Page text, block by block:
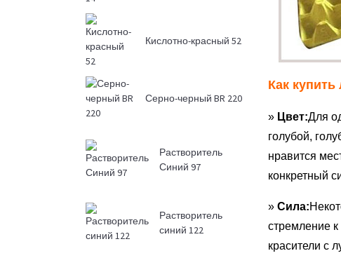
Кислотно-красный 52
Серно-черный BR 220
Растворитель
Синий 97
Растворитель
синий 122
Как
» Цвет:Для
голубой,
нравится
конкретный
» Сила:
стремление к
красители с